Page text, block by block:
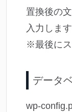
置換後の
入力します
※最後に
データ
wp-